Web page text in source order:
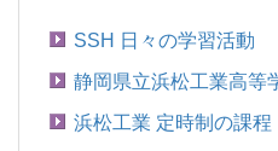
SSH 日々の学習活動
静岡県立浜松工業高等
浜松工業 定時制の課程